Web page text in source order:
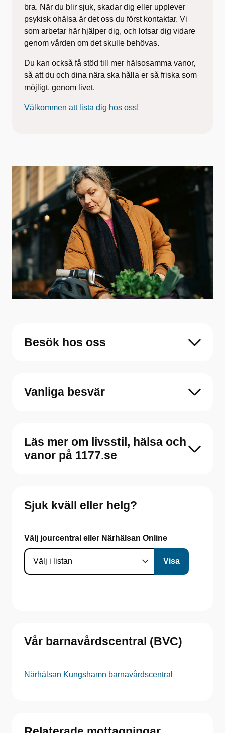
bra. När du blir sjuk, skadar dig eller upplever
psykisk ohälsa är det oss du först kontaktar. Vi
som arbetar här hjälper dig, och lotsar dig vidare
genom vården om detskulle behövas.
Du kan också få stöd till mer hälsosamma vanor,
så att du och dina nära ska hålla er så friska som
möjligt, genom livet.
Välkommen att lista dig hos oss!
Besök hos oss
Vanliga besvär
Läs mer om livsstil, hälsa och
vanor på 1177.se
Sjuk kväll eller helg?
Välj jourcentral eller Närhälsan Online
Vår barnavårdscentral (BVC)
Närhälsan Kungshamn barnavårdscentral